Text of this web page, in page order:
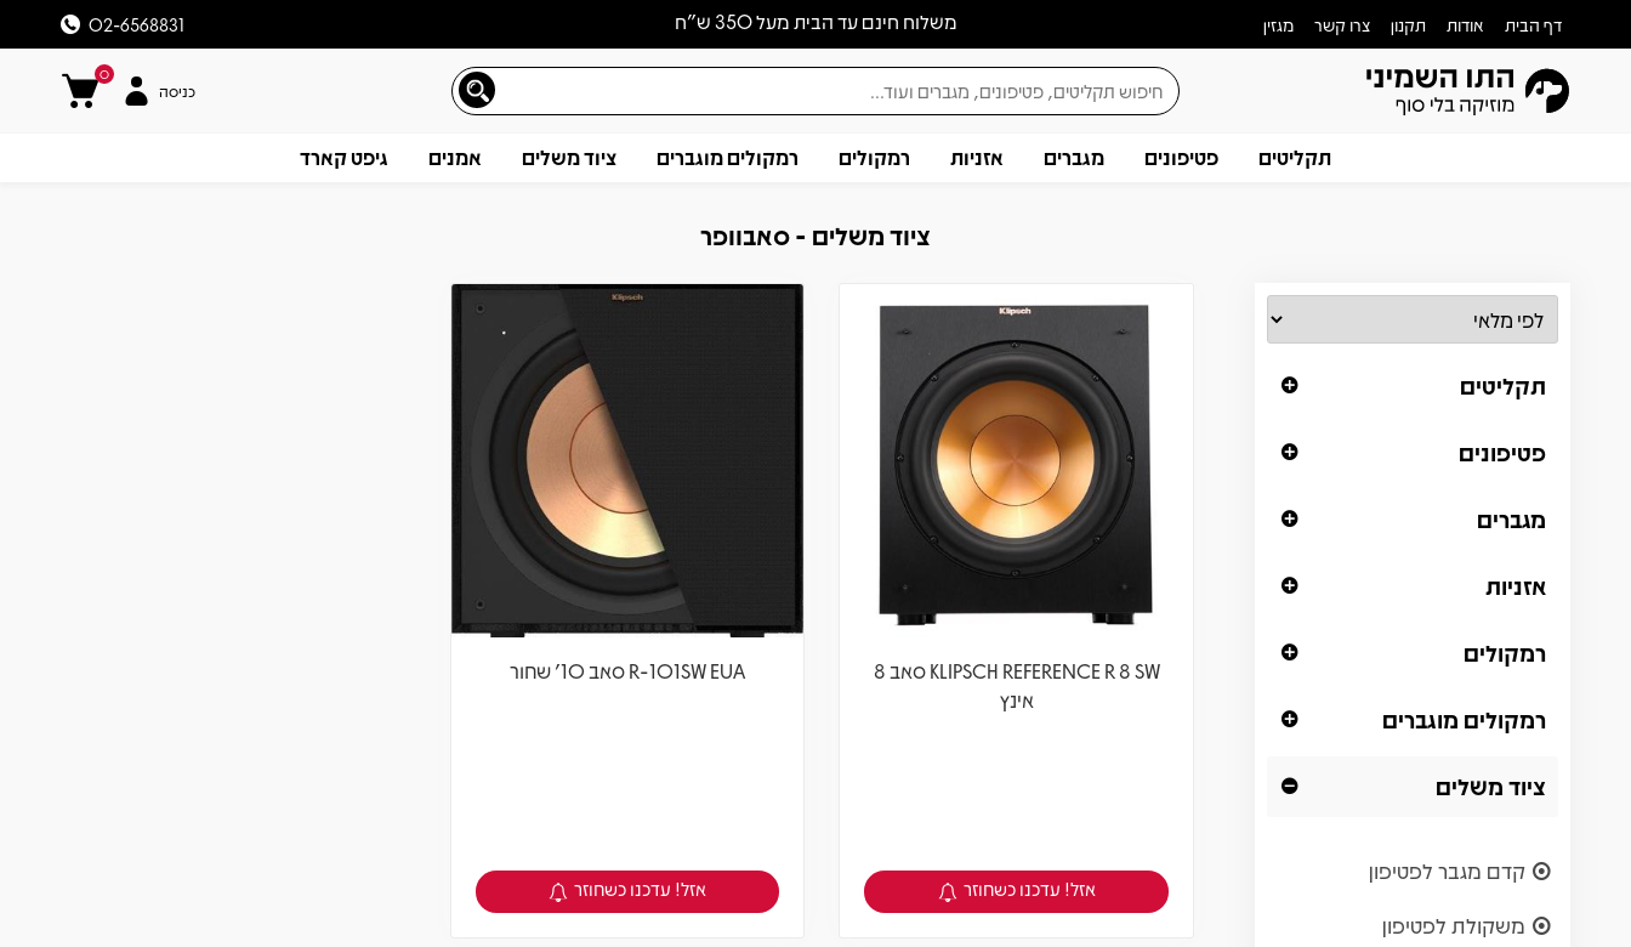
משלוח חינם עד הבית מעל 350 ש״ח דף הבית אודות תקנון צרו קשר מגזין 02-6568831
0
כניסה
תקליטים פטיפונים מגברים אזניות רמקולים רמקולים מוגברים ציוד משלים אמנים גיפט קארד
ציוד משלים - סאבוופר
תקליטים
פטיפונים
מגברים
אזניות
רמקולים
רמקולים מוגברים
ציוד משלים
קדם מגבר לפטיפון
משקולת לפטיפון
KLIPSCH REFERENCE R 8 SW סאב 8
אינץ
צפיה במוצר
אזל! עדכנו כשחוזר
R-101SW EUA סאב 10' שחור
צפיה במוצר
אזל! עדכנו כשחוזר